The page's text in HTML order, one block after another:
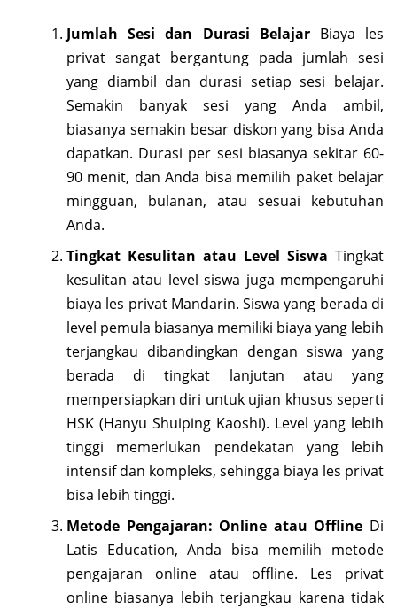
Jumlah Sesi dan Durasi BelajarBiaya les
privat sangat bergantung pada jumlah sesi
yang diambil dan durasi setiap sesi belajar.
Semakin banyak sesi yang Anda ambil,
biasanya semakin besar diskon yang bisa Anda
dapatkan. Durasi per sesi biasanya sekitar 60-
90 menit, dan Anda bisa memilih paket belajar
mingguan, bulanan, atau sesuai kebutuhan
Anda.
Tingkat Kesulitan atau Level Siswa Tingkat
kesulitan atau level siswa juga mempengaruhi
biaya les privat Mandarin. Siswa yang berada di
level pemula biasanya memiliki biaya yang lebih
terjangkau dibandingkan dengan siswa yang
berada di tingkat lanjutan atau yang
mempersiapkan diri untuk ujian khusus seperti
HSK (Hanyu Shuiping Kaoshi). Level yang lebih
tinggi memerlukan pendekatan yang lebih
intensif dan kompleks, sehingga biaya les privat
bisa lebih tinggi.
Metode Pengajaran: Online atau Offline Di
Latis Education, Anda bisa memilih metode
pengajaran online atau offline. Les privat
online biasanya lebih terjangkau karena tidak